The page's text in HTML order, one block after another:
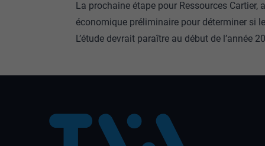
La prochaine étape pour Ressources Cartier,
économique préliminaire pour déterminer si
L’étude devrait paraître au début de l’année